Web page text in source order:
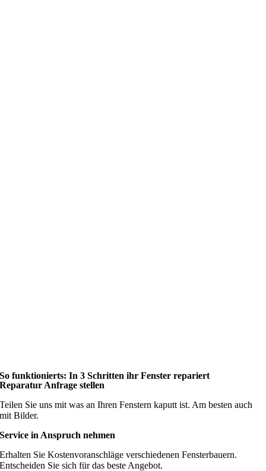
So funktionierts: In 3 Schritten ihr Fenster repariert
Reparatur Anfrage stellen
Teilen Sie uns mit was an Ihren Fenstern kaputt ist. Am besten auch
mit Bilder.
Service in Anspruch nehmen
Erhalten Sie Kostenvoranschläge verschiedenen Fensterbauern.
Entscheiden Sie sich für das beste Angebot.